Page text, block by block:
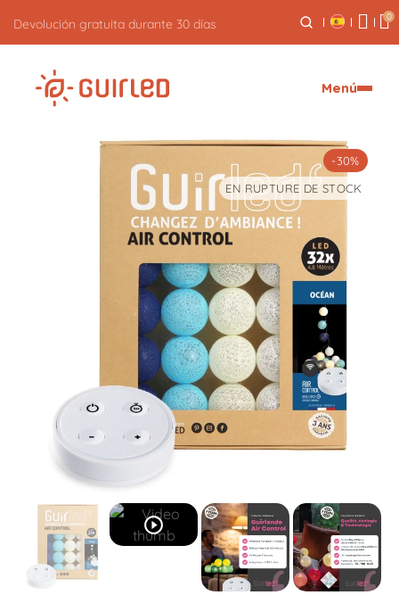
Devolución gratuita durante 30 días 0
Menú
-30%
EN RUPTURE DE STOCK
play_circle_outline